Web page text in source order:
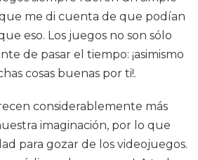
me di cuenta de que podían
eso. Los juegos no son sólo
de pasar el tiempo: ¡asimismo
cosas buenas por ti!.
considerablemente más
imaginación, por lo que
para gozar de los videojuegos.